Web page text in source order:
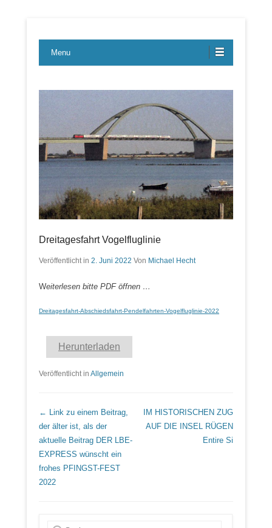
LBE-Express
Menu
Dreitagesfahrt Vogelfluglinie
Veröffentlicht in 2. Juni 2022 Von Michael Hecht
Weiterlesen bitte PDF öffnen …
Dreitagesfahrt-Abschiedsfahrt-Pendelfahrten-Vogelfluglinie-2022
Herunterladen
Veröffentlicht in Allgemein
Beitrags Übersicht
← Link zu einem Beitrag,
der älter ist, als der
aktuelle Beitrag DER LBE-
EXPRESS wünscht ein
frohes PFINGST-FEST
2022
IM HISTORISCHEN ZUG
AUF DIE INSEL RÜGEN
Entire Si